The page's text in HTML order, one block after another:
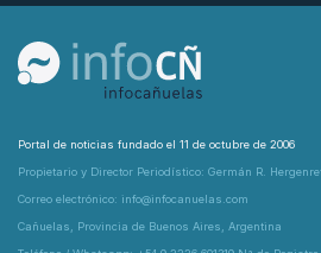
Portal de noticias fundado el 11 de octubre de 2006
Propietario y Director Periodístico: Germán R.
Correo electrónico: info@infocanuelas.com
Cañuelas, Provincia de Buenos Aires, Argentina